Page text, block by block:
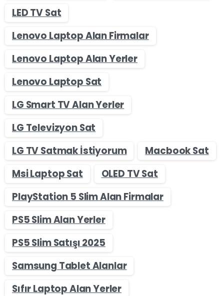
LED TV Sat
Lenovo Laptop Alan Firmalar
Lenovo Laptop Alan Yerler
Lenovo Laptop Sat
LG Smart TV Alan Yerler
LG Televizyon Sat
LG TV Satmak İstiyorum
Macbook Sat
Msi Laptop Sat
OLED TV Sat
PlayStation 5 Slim Alan Firmalar
PS5 Slim Alan Yerler
PS5 Slim Satışı 2025
Samsung Tablet Alanlar
Sıfır Laptop Alan Yerler